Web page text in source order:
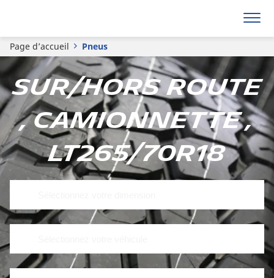
Page d’accueil Pneus
Sur/hors route
, Camionnette ,
LT265/70R18